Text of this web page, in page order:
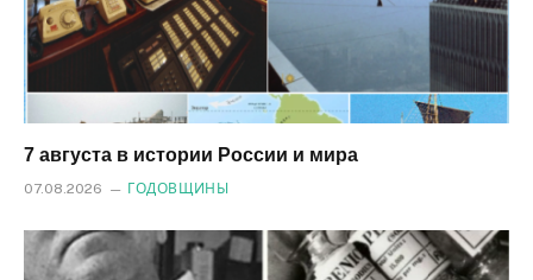
7 августа в истории России и мира
07.08.2026 ГОДОВЩИНЫ